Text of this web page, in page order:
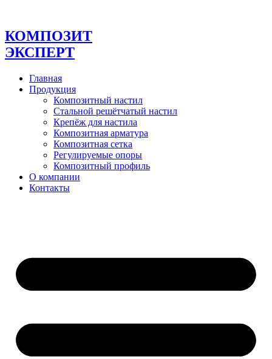
содержимому
КОМПОЗИТ
ЭКСПЕРТ
Главная
Продукция
Композитный настил
Стальной решётчатый настил
Крепёж для настила
Композитная арматура
Композитная сетка
Регулируемые опоры
Композитный профиль
О компании
Контакты